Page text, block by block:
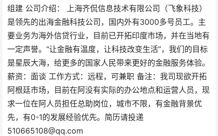
组建 公司介绍： 上海齐侃信息技术有限公司（飞象科技）
是领先的出海金融科技公司，国内外有3000多号员工。主
要业务为海外信贷行业，目前已开拓印度市场，并在当地有
一定声誉。“让金融有温度，让科技改变生活”，我们的目标
是星辰大海，给更多的国家人民带来更好的金融服务体验。
薪资：面谈 工作方式：远程，可兼职 备注：我司现欲开拓
阿根廷市场，目前在阿没有实际的办公地点和运营人员，现
求一位在阿人员担任总助岗位，城市不限，有金融背景优
先，有0-1的发展经验优先。简历请投递
510665108@qq.com
廷总助